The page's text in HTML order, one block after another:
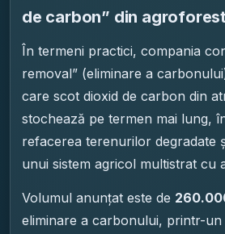
de carbon” din
În termeni practici, compania
removal” (eliminare a
care scot dioxid de carbon din
stochează pe termen mai lung,
refacerea terenurilor degradate
unui sistem agricol multistrat cu
Volumul anunțat este de
eliminare a carbonului, printr-un